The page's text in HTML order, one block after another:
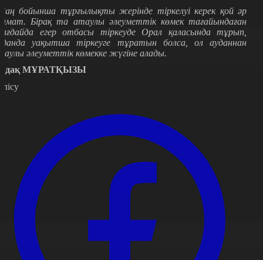
бойынша тұрғылықты жерінде тіркелуі керек қой әр
Бірақ та атаулы әлеуметтік көмек тағайындаған
егер отбасы тіркеуде Орал қаласында тұрып,
уақытша тіркеуге тұратын болса, ол ауданнан
әлеуметтік көмекке жүгіне алады.
МҰРАТҚЫЗЫ